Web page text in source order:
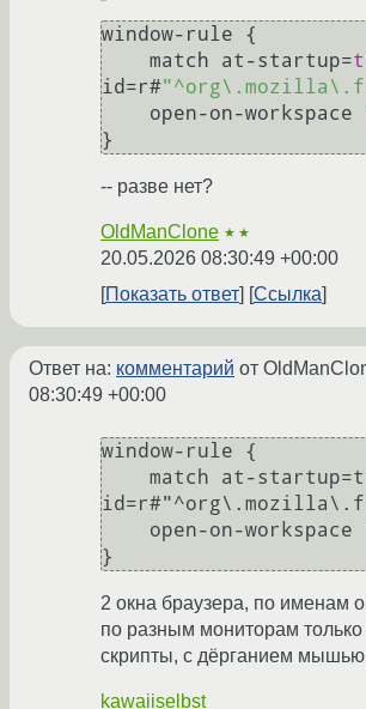
window-rule {
    match at-startup=
id=r#
    open-on-workspace
}
-- разве нет?
OldManClone ★★
20.05.2026 08:30:49 +00:00
Показать ответ
Ссылка
Ответ на: комментарий от
08:30:49 +00:00
window-rule {
2 окна браузера, по именам
по разным мониторам только
скрипты, с дёрганием
kawaiiselbst